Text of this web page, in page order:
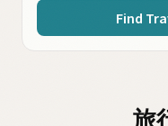
Find
旅